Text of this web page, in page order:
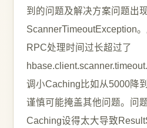
到的问题及解决方案问题出
ScannerTimeoutException
RPC处理时间过长超过了
调小Caching比如从5000降
谨慎可能掩盖其他问题。问
Caching设得太大导致